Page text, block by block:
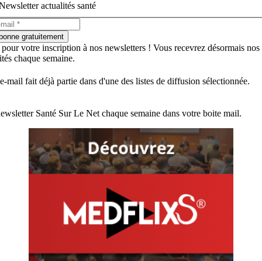
actualités santé
gratuitement
votre inscription à nos newsletters ! Vous recevrez désormais nos
chaque semaine.
mail fait déjà partie dans d'une des listes de diffusion sélectionnée.
Santé Sur Le Net chaque semaine dans votre boite mail.